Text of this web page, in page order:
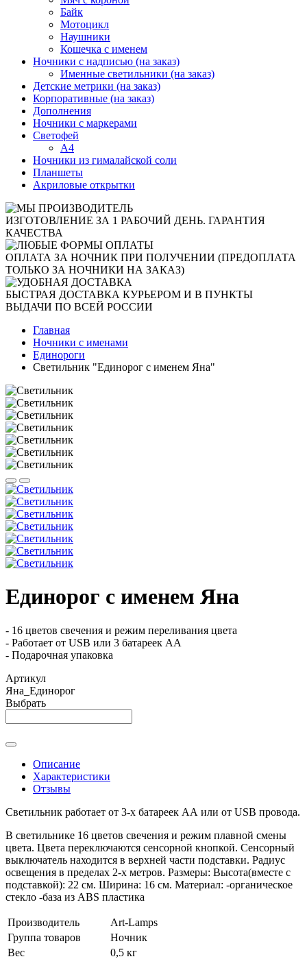
Байк
Мотоцикл
Наушники
Кошечка с именем
Ночники с надписью (на заказ)
Именные светильники (на заказ)
Детские метрики (на заказ)
Корпоративные (на заказ)
Дополнения
Ночники с маркерами
Светофей
А4
Ночники из гималайской соли
Планшеты
Акриловые открытки
ИЗГОТОВЛЕНИЕ ЗА 1 РАБОЧИЙ ДЕНЬ. ГАРАНТИЯ
КАЧЕСТВА
ОПЛАТА ЗА НОЧНИК ПРИ ПОЛУЧЕНИИ (ПРЕДОПЛАТА
ТОЛЬКО ЗА НОЧНИКИ НА ЗАКАЗ)
БЫСТРАЯ ДОСТАВКА КУРЬЕРОМ И В ПУНКТЫ
ВЫДАЧИ ПО ВСЕЙ РОССИИ
Главная
Ночники с именами
Единороги
Светильник "Единорог с именем Яна"
Единорог с именем Яна
- 16 цветов свечения и режим переливания цвета
- Работает от USB или 3 батареек АА
- Подарочная упаковка
Артикул
Яна_Единорог
Выбрать
Описание
Характеристики
Отзывы
Светильник работает от 3-х батареек АА или от USB провода.
В светильнике 16 цветов свечения и режим плавной смены
цвета. Цвета переключаются сенсорной кнопкой. Сенсорный
выключатель находится в верхней части подставки. Радиус
освещения в пределах 2-х метров. Размеры: Высота(вместе с
подставкой): 22 см. Ширина: 16 см. Материал: -органическое
стекло -база из ABS пластика
Производитель
Art-Lamps
Группа товаров
Ночник
Вес
0,5 кг